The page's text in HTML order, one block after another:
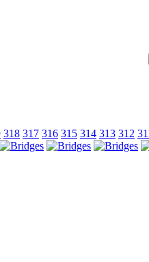
318 317 316 315 314 313 312